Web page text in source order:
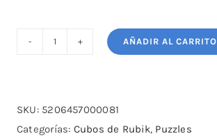
Pillow
cantidad
AÑADIR AL CARRITO
SKU: 5206457000081
Categorías: Cubos de Rubik, Puzzles